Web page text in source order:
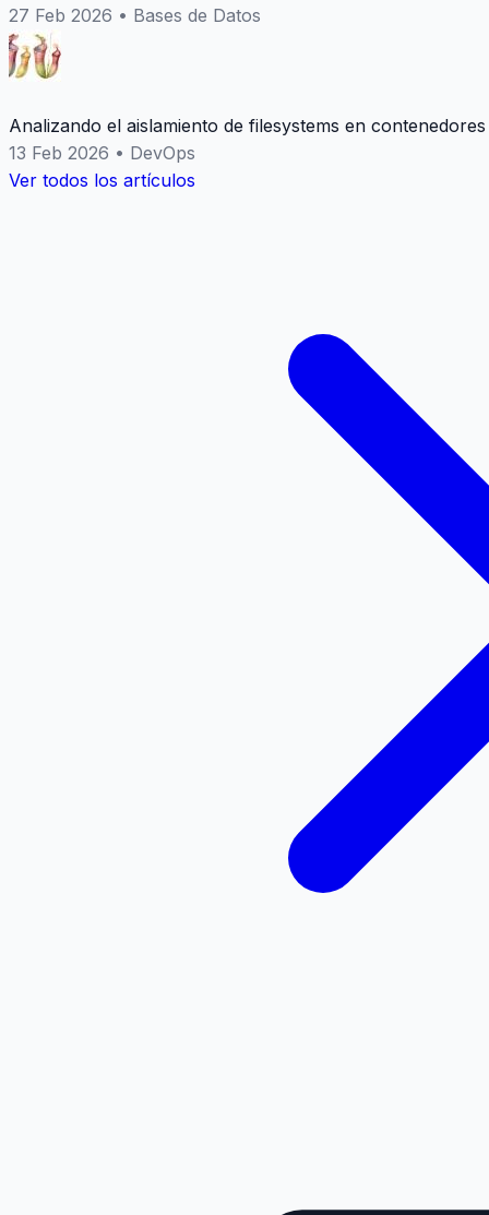
27 Feb 2026 • Bases de Datos
Analizando el aislamiento de filesystems en
13 Feb 2026 • DevOps
Ver todos los artículos